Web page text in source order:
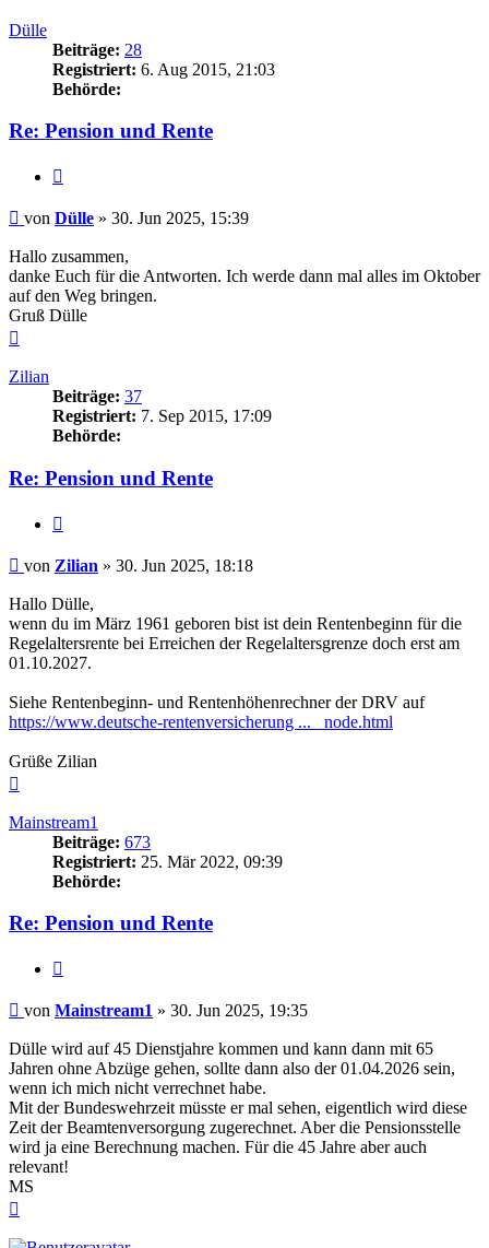
Dülle
Beiträge: 28
Registriert: 6. Aug 2015, 21:03
Behörde:
Re: Pension und Rente
Beitrag
von Dülle » 30. Jun 2025, 15:39
Hallo zusammen,
danke Euch für die Antworten. Ich werde dann mal alles im Oktober
auf den Weg bringen.
Gruß Dülle
Zilian
Beiträge: 37
Registriert: 7. Sep 2015, 17:09
Behörde:
Re: Pension und Rente
Beitrag
von Zilian » 30. Jun 2025, 18:18
Hallo Dülle,
wenn du im März 1961 geboren bist ist dein Rentenbeginn für die
Regelaltersrente bei Erreichen der Regelaltersgrenze doch erst am
01.10.2027.
Siehe Rentenbeginn- und Rentenhöhenrechner der DRV auf
https://www.deutsche-rentenversicherung ... _node.html
Grüße Zilian
Mainstream1
Beiträge: 673
Registriert: 25. Mär 2022, 09:39
Behörde:
Re: Pension und Rente
Beitrag
von Mainstream1 » 30. Jun 2025, 19:35
Dülle wird auf 45 Dienstjahre kommen und kann dann mit 65
Jahren ohne Abzüge gehen, sollte dann also der 01.04.2026 sein,
wenn ich mich nicht verrechnet habe.
Mit der Bundeswehrzeit müsste er mal sehen, eigentlich wird diese
Zeit der Beamtenversorgung zugerechnet. Aber die Pensionsstelle
wird ja eine Berechnung machen. Für die 45 Jahre aber auch
relevant!
MS